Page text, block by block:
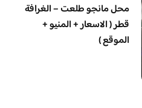
محل مانجو طلعت – الغرافة
قطر ( الاسعار + المنيو +
الموقع )